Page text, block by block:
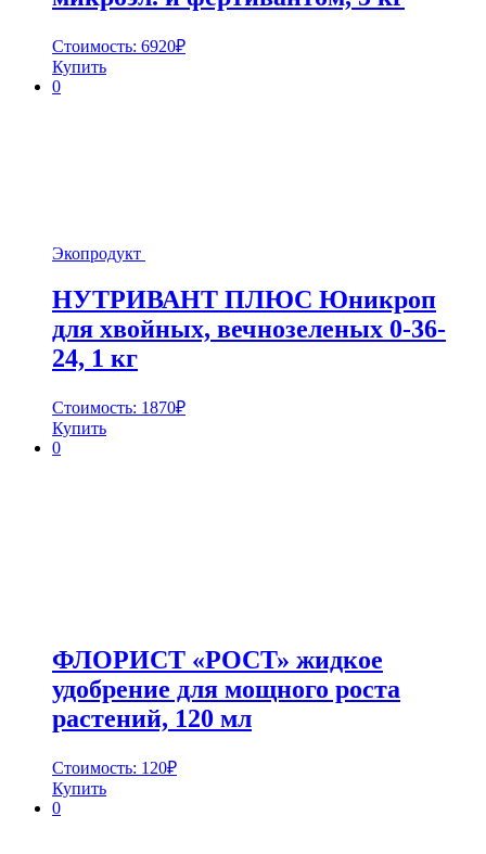
Стоимость: 6920₽
Купить
0
Экопродукт
НУТРИВАНТ ПЛЮС Юникроп
для хвойных, вечнозеленых 0-36-
24, 1 кг
Стоимость: 1870₽
Купить
0
ФЛОРИСТ «РОСТ» жидкое
удобрение для мощного роста
растений, 120 мл
Стоимость: 120₽
Купить
0